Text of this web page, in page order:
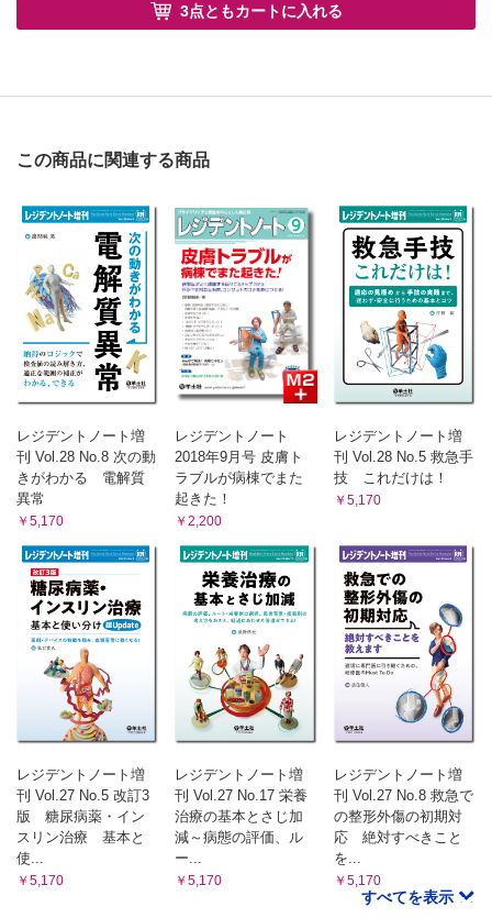
3点ともカートに入れる
この商品に関連する商品
レジデントノート増
刊 Vol.28 No.8 次の動
きがわかる 電解質
異常
￥5,170
レジデントノート
2018年9月号 皮膚ト
ラブルが病棟でまた
起きた！
￥2,200
レジデントノート増
刊 Vol.28 No.5 救急手
技 これだけは！
￥5,170
レジデントノート増
刊 Vol.27 No.5 改訂3
版 糖尿病薬・イン
スリン治療 基本と
使...
￥5,170
レジデントノート増
刊 Vol.27 No.17 栄養
治療の基本とさじ加
減～病態の評価、ル
ー...
￥5,170
レジデントノート増
刊 Vol.27 No.8 救急で
の整形外傷の初期対
応 絶対すべきこと
を...
￥5,170
すべてを表示